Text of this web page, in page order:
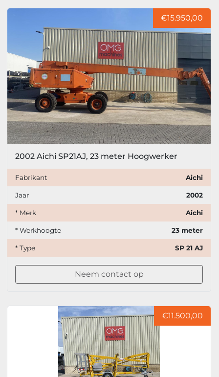
, EUR
Filter toepassen Filter wissen
Jaar
Filter toepassen Filter wissen
€15.950,00
2002 Aichi SP21AJ, 23 meter Hoogwerker
Fabrikant Aichi
Jaar 2002
* Merk Aichi
* Werkhoogte 23 meter
* Type SP 21 AJ
Neem contact op
€11.500,00